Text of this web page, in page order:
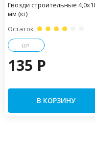
Гвозди строительные
мм (кг)
Остаток
шт.
135 P
В КОРЗИНУ